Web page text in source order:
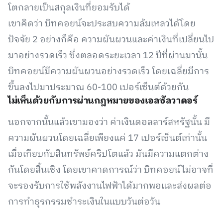
โตกลายเป็นสกุลเงินที่ยอมรับได้
เขาคิดว่า บิทคอยน์จะประสบความล้มเหลวได้โดย
ปัจจัย 2 อย่างก็คือ ความผันผวนและค่าเงินที่เปลี่ยนไป
มาอย่างรวดเร็ว ซึ่งตลอดระยะเวลา 12 ปีที่ผ่านมานั้น
บิทคอยน์มีความผันผวนอย่างรวดเร็ว โดยเฉลี่ยมีการ
ขึ้นลงไปมาประมาณ 60-100 เปอร์เซ็นต์ด้วยกัน
ไม่เห็นด้วยกับการผ่านกฎหมายของเอลซัลวาดอร์
นอกจากนั้นแล้วเขามองว่า ค่าเงินดอลลาร์สหรัฐนั้น มี
ความผันผวนโดยเฉลี่ยเพียงแค่ 17 เปอร์เซ็นต์เท่านั้น
เมื่อเทียบกับสินทรัพย์คริปโตแล้ว มันมีความแตกต่าง
กันโดยสิ้นเชิง โดยเขาคาดการณ์ว่า บิทคอยน์ไม่อาจที่
จะรองรับการใช้พลังงานไฟฟ้าได้มากพอและส่งผลต่อ
การทำธุรกรรมชำระเงินในแบบวันต่อวัน